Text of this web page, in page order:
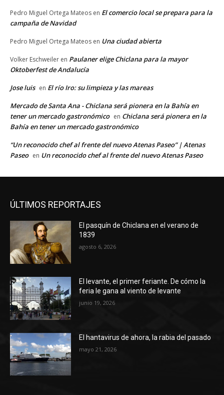
Pedro Miguel Ortega Mateos en El comercio local se prepara para la
campaña de Navidad
Pedro Miguel Ortega Mateos en Una ciudad abierta
Volker Eschweiler en Paulaner elige Chiclana para la mayor
Oktoberfest de Andalucía
Jose luis en El río Iro: su limpieza y las mareas
Mercado de Santa Ana - Chiclana será pionera en la Bahía en
tener un mercado gastronómico en Chiclana será pionera en la
Bahía en tener un mercado gastronómico
“Un reconocido chef al frente del nuevo Atenas Paseo” | Atenas
Paseo en Un reconocido chef al frente del nuevo Atenas Paseo
ÚLTIMOS REPORTAJES
El pasquín de Chiclana en el verano de
1839
agosto 6, 2026
El levante, el primer feriante. De cómo la
feria le gana al viento de levante
junio 19, 2026
El hantavirus de ahora, la rabia del pasado
mayo 21, 2026